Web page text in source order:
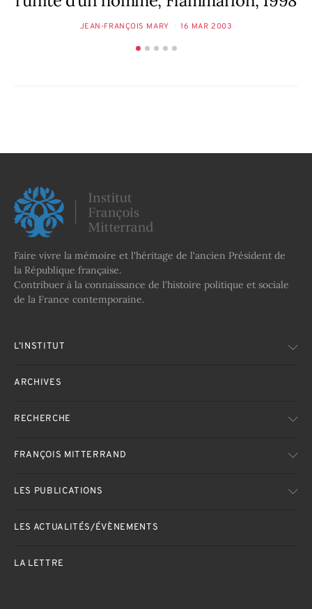
JEAN-FRANÇOIS MARY 16 MAR 2003
Faire vivre la mémoire et l'héritage de l'ancien Président de
la République française.
Contribuer à la connaissance de l'histoire politique et sociale
de la France contemporaine.
L’INSTITUT
ARCHIVES
RECHERCHE
FRANÇOIS MITTERRAND
LES PUBLICATIONS
LES ACTUALITÉS/ÉVÈNEMENTS
LA LETTRE